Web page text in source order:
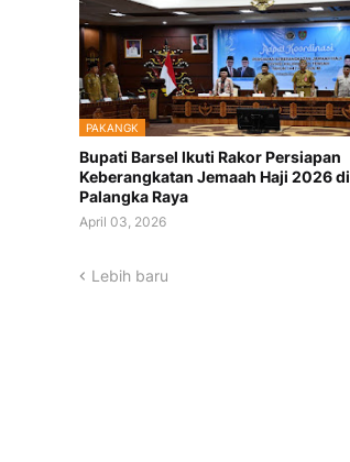
PAKANGK
Bupati Barsel Ikuti Rakor Persiapan
Keberangkatan Jemaah Haji 2026 di
Palangka Raya
April 03, 2026
Lebih baru